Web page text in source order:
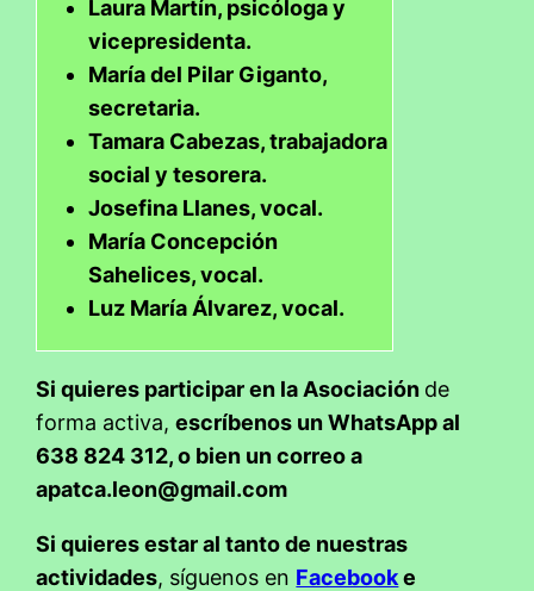
Laura Martín, psicóloga y
vicepresidenta.
María del Pilar Giganto,
secretaria.
Tamara Cabezas, trabajadora
social y tesorera.
Josefina Llanes, vocal.
María Concepción
Sahelices, vocal.
Luz María Álvarez, vocal.
Si quieres participar en la Asociación de
forma activa,escríbenos un WhatsApp al
638 824 312, o bien un correo a
apatca.leon@gmail.com
Si quieres estar al tanto de nuestras
actividades, síguenos en Facebooke